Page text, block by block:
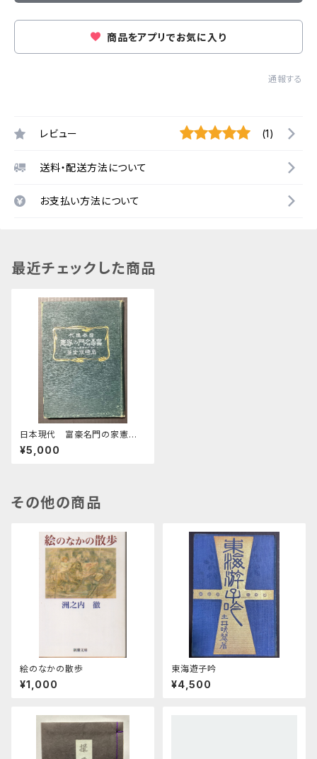
商品をアプリでお気に入り
通報する
レビュー (1)
送料・配送方法について
お支払い方法について
最近チェックした商品
日本現代 富豪名門の家憲
第8版
¥5,000
その他の商品
絵のなかの散歩
¥1,000
東海遊子吟
¥4,500